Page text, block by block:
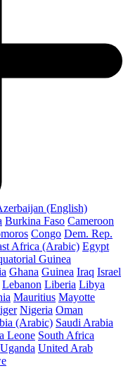
(English)
Burkina Faso Cameroon
Congo Dem. Rep.
Africa (Arabic) Egypt
Guinea
Ghana Guinea Iraq Israel
Lebanon Liberia Libya
Mauritius Mayotte
Nigeria Oman
(Arabic) Saudi Arabia
Leone South Africa
Uganda United Arab